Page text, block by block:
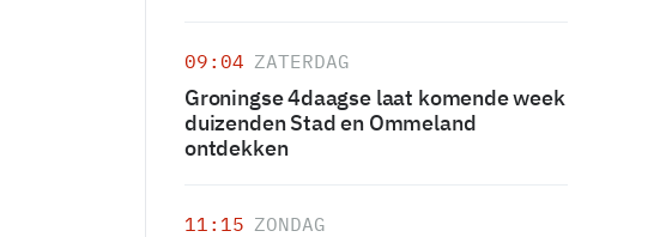
09:04 ZATERDAG
Groningse 4daagse laat komende week
duizenden Stad en Ommeland
ontdekken
11:15 ZONDAG